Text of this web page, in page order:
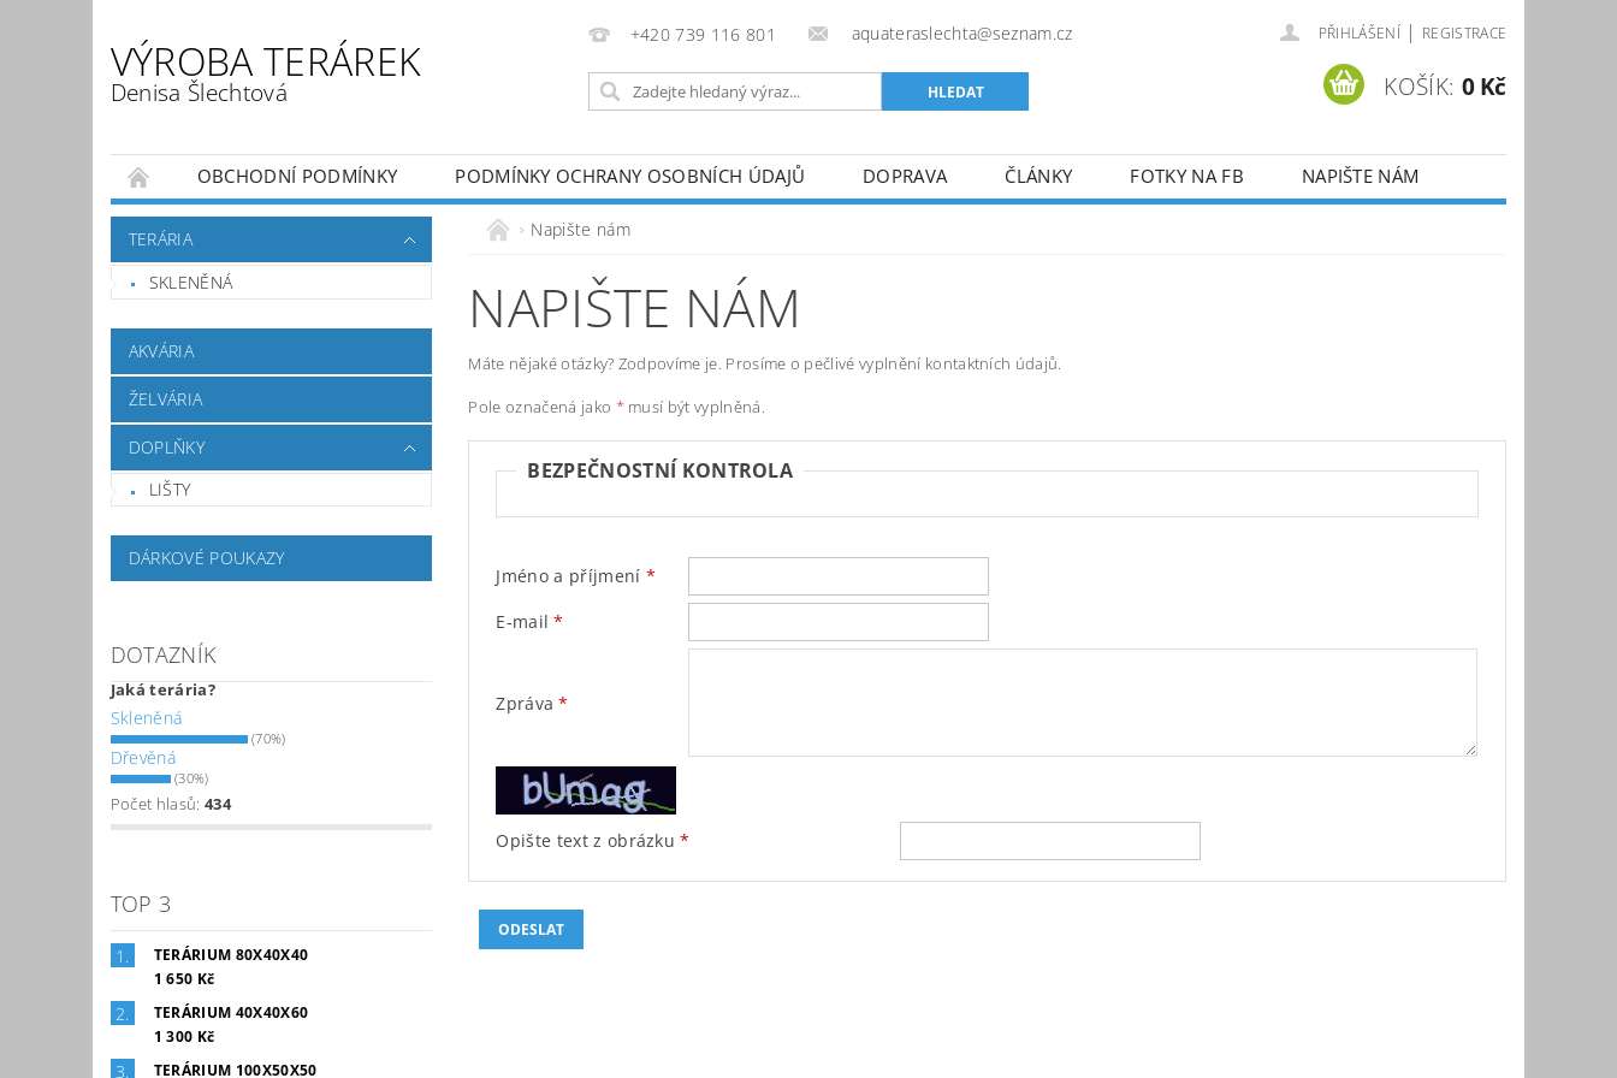
VÝROBA TERÁREK
Denisa Šlechtová
+420 739 116 801 aquateraslechta@seznam.cz PŘIHLÁŠENÍ | REGISTRACE
KOŠÍK: 0 Kč
OBCHODNÍ PODMÍNKY PODMÍNKY OCHRANY OSOBNÍCH ÚDAJŮ DOPRAVA ČLÁNKY FOTKY NA FB
NAPIŠTE NÁM
KONTAKT
TERÁRIA
SKLENĚNÁ
AKVÁRIA
ŽELVÁRIA
DOPLŇKY
LIŠTY
DÁRKOVÉ POUKAZY
DOTAZNÍK
Jaká terária?
Skleněná
(70%)
Dřevěná
(30%)
Počet hlasů: 434
TOP 3
TERÁRIUM 80X40X40
1 650 Kč
TERÁRIUM 40X40X60
1 300 Kč
TERÁRIUM 100X50X50
Napište nám
NAPIŠTE NÁM
Máte nějaké otázky? Zodpovíme je. Prosíme o pečlivé vyplnění kontaktních údajů.
Pole označená jako *musí být vyplněná.
BEZPEČNOSTNÍ KONTROLA
Jméno a příjmení
E-mail
Zpráva
Opište text z obrázku